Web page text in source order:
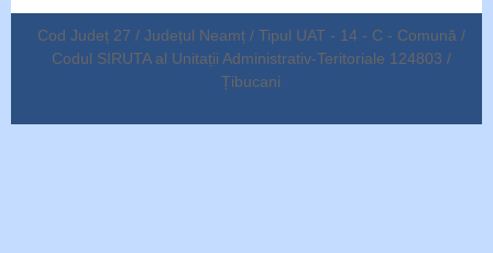
Cod Județ 27 / Județul Neamț / Tipul UAT - 14 - C - Comună /
Codul SIRUTA al Unitații Administrativ-Teritoriale 124803 /
Țibucani